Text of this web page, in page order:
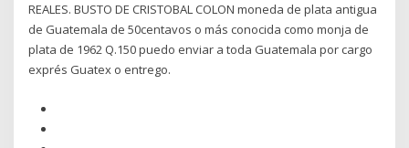
REALES. BUSTO DE CRISTOBAL COLON moneda de plata antigua
de Guatemala de 50centavos o más conocida como monja de
plata de 1962 Q.150 puedo enviar a toda Guatemala por cargo
exprés Guatex o entrego.